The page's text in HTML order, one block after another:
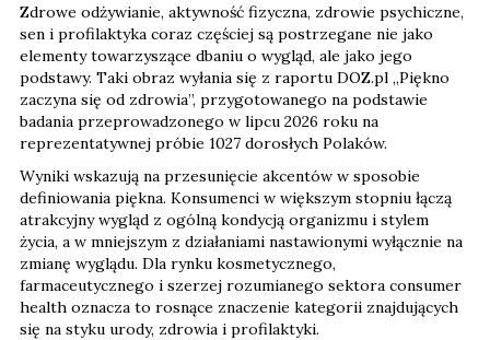
Zdrowe odżywianie, aktywność fizyczna, zdrowie psychiczne,
sen i profilaktyka coraz częściej są postrzegane nie jako
elementy towarzyszące dbaniu o wygląd, ale jako jego
podstawy. Taki obraz wyłania się z raportu DOZ.pl „Piękno
zaczyna się od zdrowia”, przygotowanego na podstawie
badania przeprowadzonego w lipcu 2026 roku na
reprezentatywnej próbie 1027 dorosłych Polaków.
Wyniki wskazują na przesunięcie akcentów w sposobie
definiowania piękna. Konsumenci w większym stopniu łączą
atrakcyjny wygląd z ogólną kondycją organizmu i stylem
życia, a w mniejszym z działaniami nastawionymi wyłącznie na
zmianę wyglądu. Dla rynku kosmetycznego,
farmaceutycznego i szerzej rozumianego sektora consumer
health oznacza to rosnące znaczenie kategorii znajdujących
się na styku urody, zdrowia i profilaktyki.